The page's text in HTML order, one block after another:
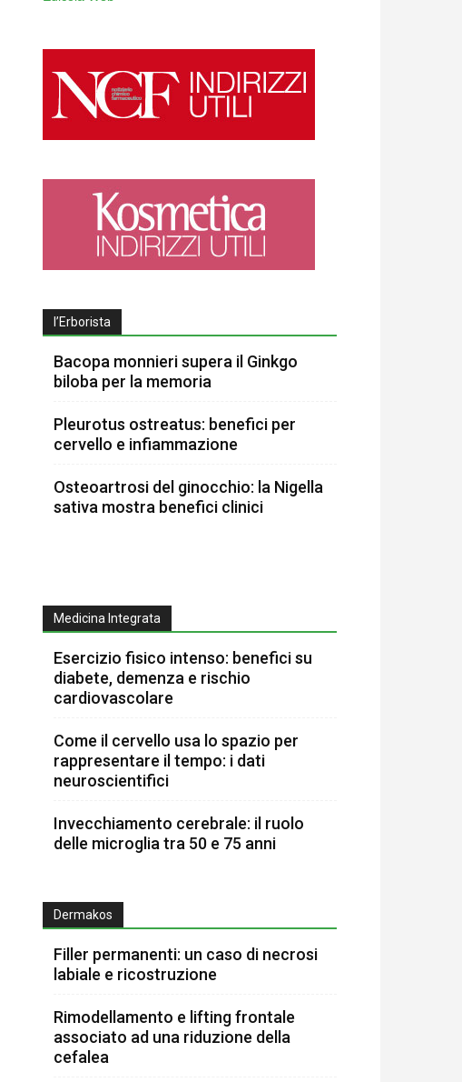
l’Erborista
Bacopa monnieri supera il Ginkgo
biloba per la memoria
Pleurotus ostreatus: benefici per
cervello e infiammazione
Osteoartrosi del ginocchio: la Nigella
sativa mostra benefici clinici
Medicina Integrata
Esercizio fisico intenso: benefici su
diabete, demenza e rischio
cardiovascolare
Come il cervello usa lo spazio per
rappresentare il tempo: i dati
neuroscientifici
Invecchiamento cerebrale: il ruolo
delle microglia tra 50 e 75 anni
Dermakos
Filler permanenti: un caso di necrosi
labiale e ricostruzione
Rimodellamento e lifting frontale
associato ad una riduzione della
cefalea